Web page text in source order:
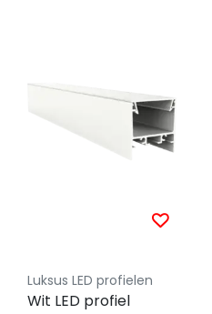
Luksus LED profielen
Wit LED profiel